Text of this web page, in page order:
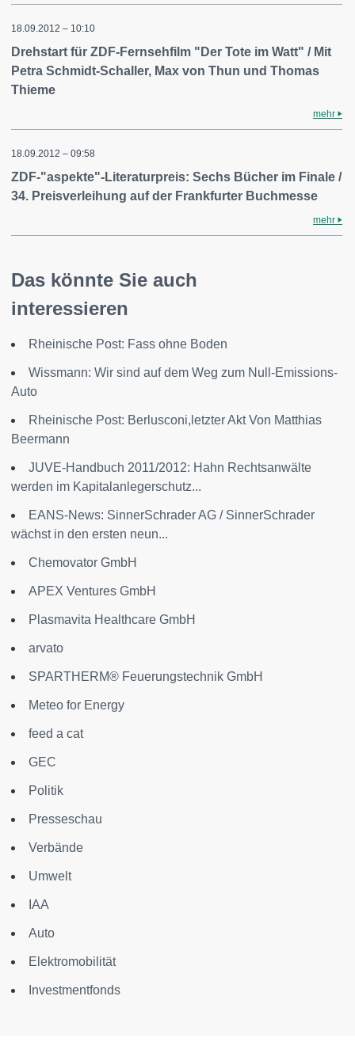
18.09.2012 – 10:10
Drehstart für ZDF-Fernsehfilm "Der Tote im Watt" / Mit
Petra Schmidt-Schaller, Max von Thun und Thomas
Thieme
mehr
18.09.2012 – 09:58
ZDF-"aspekte"-Literaturpreis: Sechs Bücher im Finale /
34. Preisverleihung auf der Frankfurter Buchmesse
mehr
Das könnte Sie auch
interessieren
Rheinische Post: Fass ohne Boden
Wissmann: Wir sind auf dem Weg zum Null-Emissions-
Auto
Rheinische Post: Berlusconi,letzter Akt Von Matthias
Beermann
JUVE-Handbuch 2011/2012: Hahn Rechtsanwälte
werden im Kapitalanlegerschutz...
EANS-News: SinnerSchrader AG / SinnerSchrader
wächst in den ersten neun...
Chemovator GmbH
APEX Ventures GmbH
Plasmavita Healthcare GmbH
arvato
SPARTHERM® Feuerungstechnik GmbH
Meteo for Energy
feed a cat
GEC
Politik
Presseschau
Verbände
Umwelt
IAA
Auto
Elektromobilität
Investmentfonds